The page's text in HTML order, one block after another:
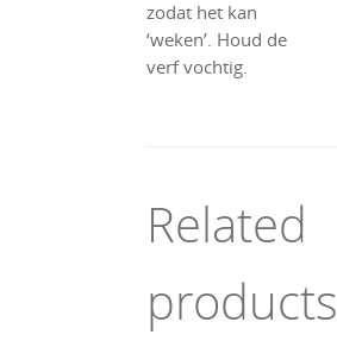
zodat het kan
‘weken’. Houd de
verf vochtig.
Related
products